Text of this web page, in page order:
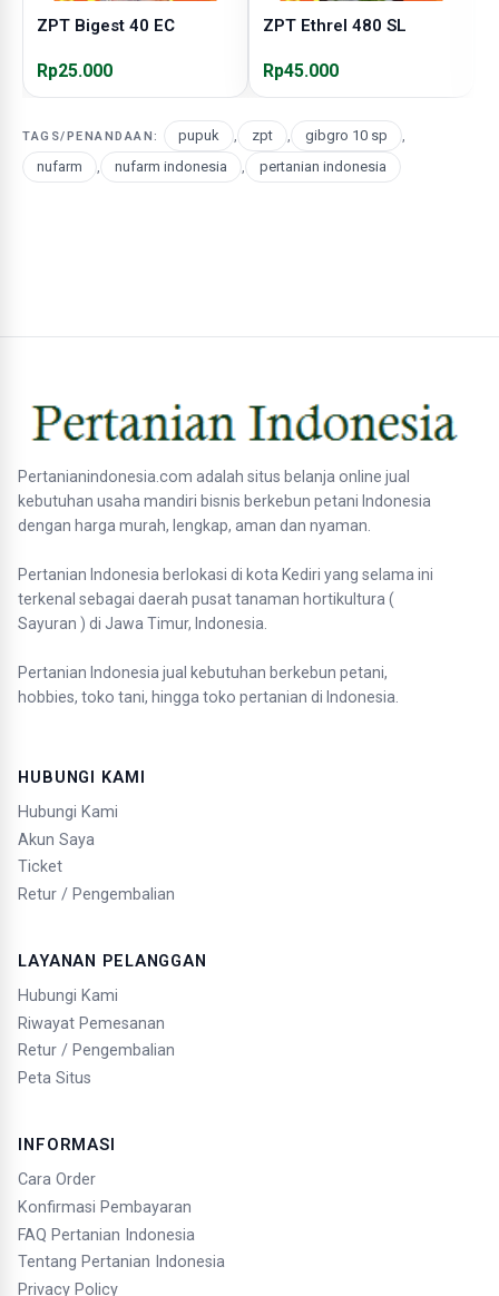
ZPT Bigest 40 EC
Rp25.000
ZPT Ethrel 480 SL
Rp45.000
TAGS/PENANDAAN: pupuk , zpt , gibgro 10 sp
,
nufarm
, nufarm indonesia , pertanian indonesia
Pertanianindonesia.com adalah situs belanja online jual
kebutuhan usaha mandiri bisnis berkebun petani Indonesia
dengan harga murah, lengkap, aman dan nyaman.
Pertanian Indonesia berlokasi di kota Kediri yang selama ini
terkenal sebagai daerah pusat tanaman hortikultura (
Sayuran ) di Jawa Timur, Indonesia.
Pertanian Indonesia jual kebutuhan berkebun petani,
hobbies, toko tani, hingga toko pertanian di Indonesia.
HUBUNGI KAMI
Hubungi Kami
Akun Saya
Ticket
Retur / Pengembalian
LAYANAN PELANGGAN
Hubungi Kami
Riwayat Pemesanan
Retur / Pengembalian
Peta Situs
INFORMASI
Cara Order
Konfirmasi Pembayaran
FAQ Pertanian Indonesia
Tentang Pertanian Indonesia
Privacy Policy